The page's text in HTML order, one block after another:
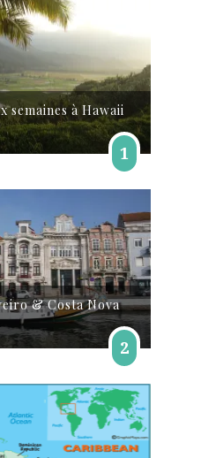
semaines à Hawaii
1
& Costa Nova
2